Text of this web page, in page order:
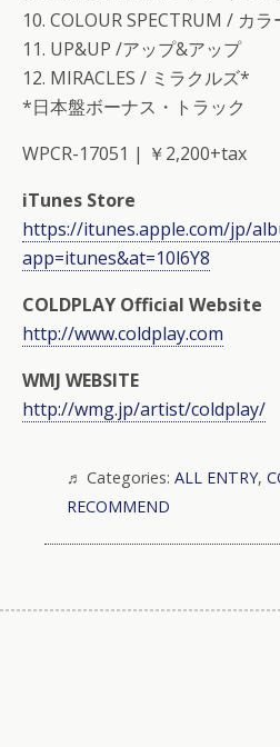
10. COLOUR SPECTRUM / カ
11. UP&UP /アップ&アップ
12. MIRACLES / ミラクルズ*
*日本盤ボーナス・トラック
WPCR-17051 | ￥2,200+tax
iTunes Store
https://itunes.apple.com/jp/
app=itunes&at=10l6Y8
COLDPLAY Official Website
http://www.coldplay.com
WMJ WEBSITE
http://wmg.jp/artist/coldplay/
Categories: ALL ENTRY,
RECOMMEND